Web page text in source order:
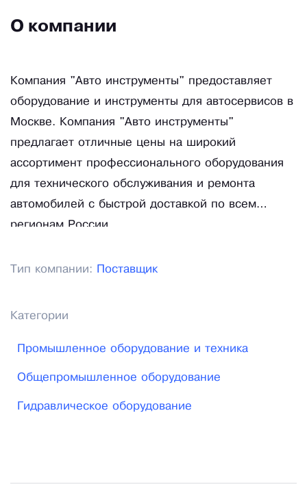
О компании
Компания "Авто инструменты" предоставляет
оборудование и инструменты для автосервисов в
Москве. Компания "Авто инструменты"
предлагает отличные цены на широкий
ассортимент профессионального оборудования
для технического обслуживания и ремонта
автомобилей с быстрой доставкой по всем
регионам России.
Тип компании: Поставщик
Категории
Промышленное оборудование и техника
Общепромышленное оборудование
Гидравлическое оборудование